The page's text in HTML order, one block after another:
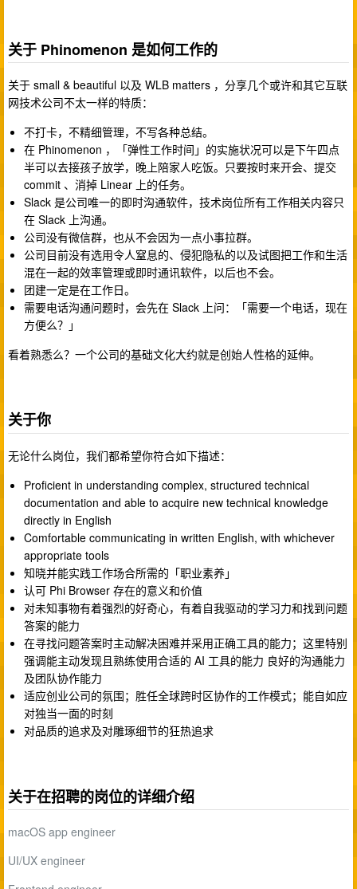
关于 Phinomenon 是如何工作的
关于 small & beautiful 以及 WLB matters ，分享几个或许和其它互联
网技术公司不太一样的特质：
不打卡，不精细管理，不写各种总结。
在 Phinomenon ，「弹性工作时间」的实施状况可以是下午四点
半可以去接孩子放学，晚上陪家人吃饭。只要按时来开会、提交
commit 、消掉 Linear 上的任务。
Slack 是公司唯一的即时沟通软件，技术岗位所有工作相关内容只
在 Slack 上沟通。
公司没有微信群，也从不会因为一点小事拉群。
公司目前没有选用令人窒息的、侵犯隐私的以及试图把工作和生活
混在一起的效率管理或即时通讯软件，以后也不会。
团建一定是在工作日。
需要电话沟通问题时，会先在 Slack 上问：「需要一个电话，现在
方便么？」
看着熟悉么？一个公司的基础文化大约就是创始人性格的延伸。
关于你
无论什么岗位，我们都希望你符合如下描述：
Proficient in understanding complex, structured technical
documentation and able to acquire new technical knowledge
directly in English
Comfortable communicating in written English, with whichever
appropriate tools
知晓并能实践工作场合所需的「职业素养」
认可 Phi Browser 存在的意义和价值
对未知事物有着强烈的好奇心，有着自我驱动的学习力和找到问题
答案的能力
在寻找问题答案时主动解决困难并采用正确工具的能力；这里特别
强调能主动发现且熟练使用合适的 AI 工具的能力 良好的沟通能力
及团队协作能力
适应创业公司的氛围；胜任全球跨时区协作的工作模式；能自如应
对独当一面的时刻
对品质的追求及对雕琢细节的狂热追求
关于在招聘的岗位的详细介绍
macOS app engineer
UI/UX engineer